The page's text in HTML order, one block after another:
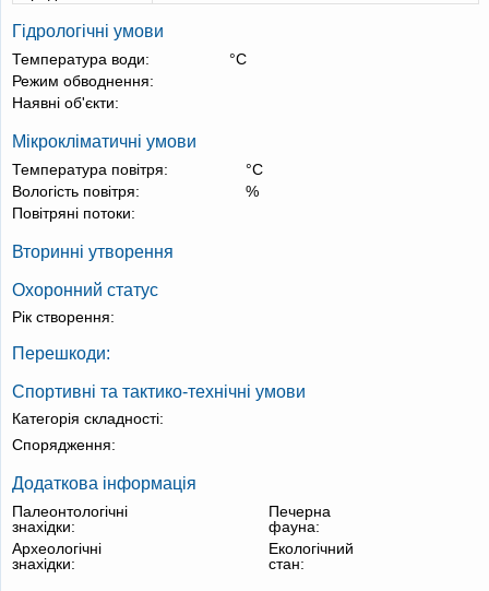
Гідрологічні умови
Температура води:
°С
Режим обводнення:
Наявні об'єкти:
Мікрокліматичні умови
Температура повітря:
°С
Вологість повітря:
%
Повітряні потоки:
Вторинні утворення
Охоронний статус
Рік створення:
Перешкоди:
Спортивні та тактико-технічні умови
Категорія складності:
Спорядження:
Додаткова інформація
Палеонтологічні
знахідки:
Печерна
фауна:
Археологічні
знахідки:
Екологічний
стан: